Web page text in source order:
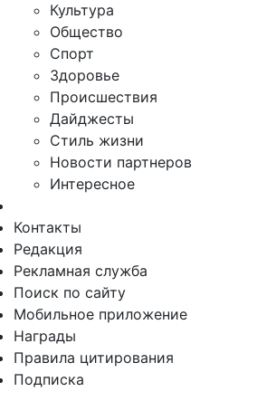
Культура
Общество
Спорт
Здоровье
Происшествия
Дайджесты
Стиль жизни
Новости партнеров
Интересное
Контакты
Редакция
Рекламная служба
Поиск по сайту
Мобильное приложение
Награды
Правила цитирования
Подписка